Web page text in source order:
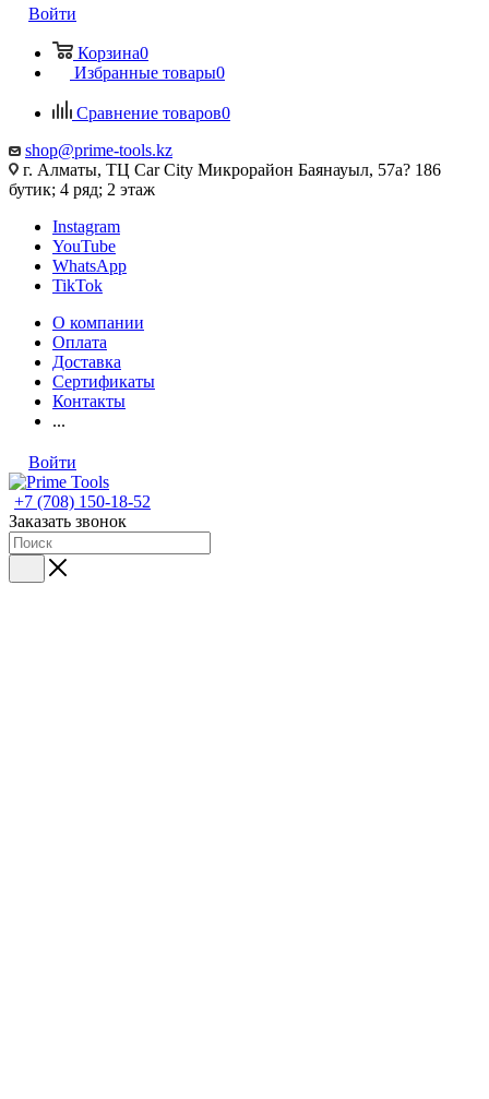
Войти
Корзина0
Избранные товары0
Сравнение товаров0
shop@prime-tools.kz
г. Алматы, ТЦ Car City​ ​Микрорайон Баянауыл, 57а? ​186
бутик; 4 ряд; 2 этаж
Instagram
YouTube
WhatsApp
TikTok
О компании
Оплата
Доставка
Сертификаты
Контакты
...
Войти
+7 (708) 150-18-52
Заказать звонок